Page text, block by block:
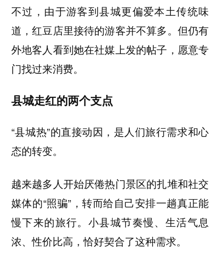
不过，由于游客到县城更偏爱本土传统味
道，红豆店里接待的游客并不算多。但仍有
外地客人看到她在社媒上发的帖子，愿意专
门找过来消费。
县城走红的两个支点
“县城热”的直接动因，是人们旅行需求和心
态的转变。
越来越多人开始厌倦热门景区的扎堆和社交
媒体的“照骗”，转而给自己安排一趟真正能
慢下来的旅行。小县城节奏慢、生活气息
浓、性价比高，恰好契合了这种需求。